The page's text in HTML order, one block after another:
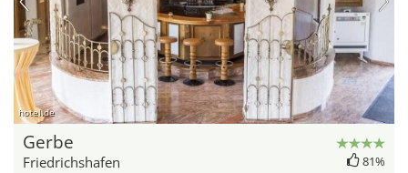
hotel.de
Gerbe
Friedrichshafen 81%